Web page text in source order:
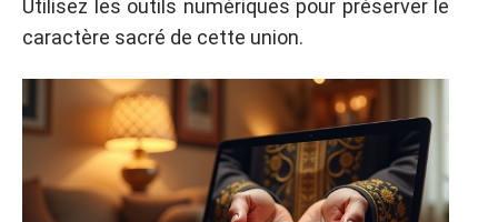
Utilisez les outils numériques pour préserver le
caractère sacré de cette union.